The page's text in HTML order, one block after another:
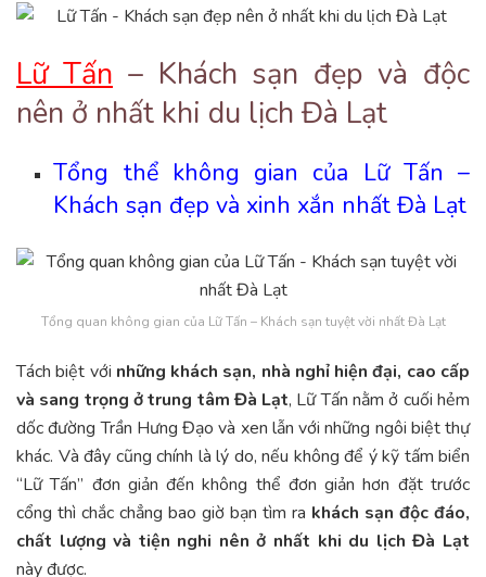
Lữ Tấn – Khách sạn đẹp và độc
nên ở nhất khi du lịch Đà Lạt
Tổng thể không gian của Lữ Tấn –
Khách sạn đẹp và xinh xắn nhất Đà Lạt
Tổng quan không gian của Lữ Tấn – Khách sạn tuyệt vời nhất Đà Lạt
Tách biệt với những khách sạn, nhà nghỉ hiện đại, cao cấp
và sang trọng ở trung tâm Đà Lạt, Lữ Tấn nằm ở cuối hẻm
dốc đường Trần Hưng Đạo và xen lẫn với những ngôi biệt thự
khác. Và đây cũng chính là lý do, nếu không để ý kỹ tấm biển
“Lữ Tấn” đơn giản đến không thể đơn giản hơn đặt trước
cổng thì chắc chẳng bao giờ bạn tìm ra khách sạn độc đáo,
chất lượng và tiện nghi nên ở nhất khi du lịch Đà Lạt
này được.